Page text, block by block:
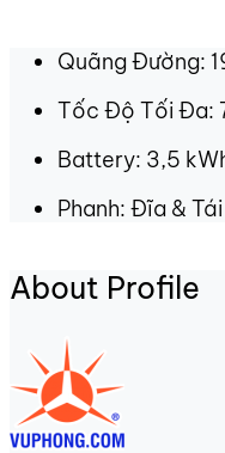
Quãng Đường:
Tốc Độ Tối Đa:
Battery: 3,5
Phanh: Đĩa &
About Profile